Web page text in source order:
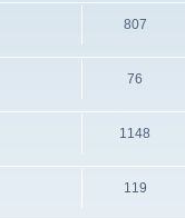
807
76
1148
119